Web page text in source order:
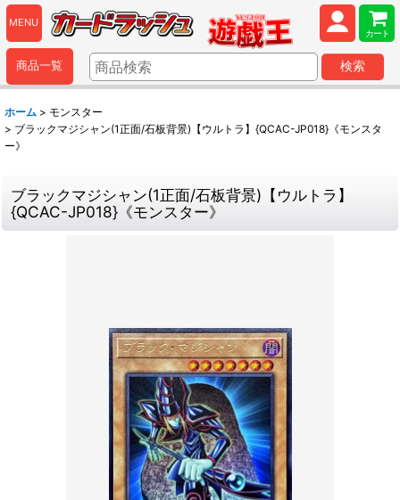
MENU
カート
商品一覧 検索
ホーム > モンスター
> ブラックマジシャン(1正面/石板背景)【ウルトラ】{QCAC-JP018}《モンスタ
ー》
ブラックマジシャン(1正面/石板背景)【ウルトラ】
{QCAC-JP018}《モンスター》